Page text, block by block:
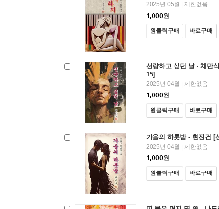
2025년 05월 | 제한없음
1,000원
원클릭구매 바로구매
선량하고 싶던 날 - 채만
15]
2025년 04월 | 제한없음
1,000원
원클릭구매 바로구매
가을의 하룻밤 - 현진건 [
2025년 04월 | 제한없음
1,000원
원클릭구매 바로구매